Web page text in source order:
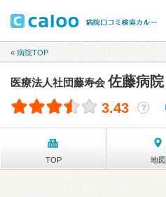
« 病院TOP
医療法人社団藤寿会 佐藤病院
3.43 ？
TOP 地図